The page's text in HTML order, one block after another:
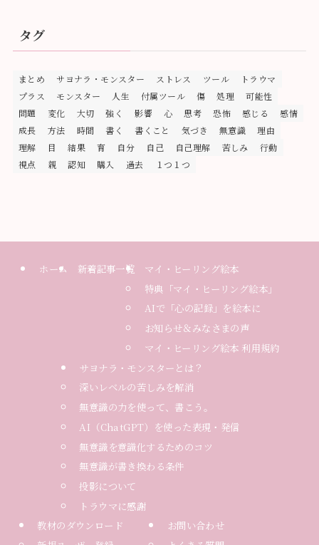
タグ
まとめ サヨナラ・モンスター ストレス ツール
トラウマ
プラス
モンスター 人生 付属ツール 傷 処理
可能性
問題
変化 大切 強く 影響 心 思考 恐怖 感じる
感情
成長
方法 時間 書く 書くこと 気づき 無意識
理由
理解
目 結果 育 自分 自己 自己理解 苦しみ
行動
視点
親 認知 購入 過去 １つ１つ
ホーム 新着記事一覧
マイ・ヒーリング絵本
特典「マイ・ヒーリング絵本」
AIで「心の記録」を絵本に
お知らせ＆みなさまの声
マイ・ヒーリング絵本 利用規約
サヨナラ・モンスターとは？
深いレベルの苦しみを解消
無意識の力を使って、書こう。
AI（ChatGPT）を使った表現・発信
無意識を意識化するためのコツ
無意識が書き換わる条件
投影について
トラウマに感謝
教材のダウンロード
お問い合わせ